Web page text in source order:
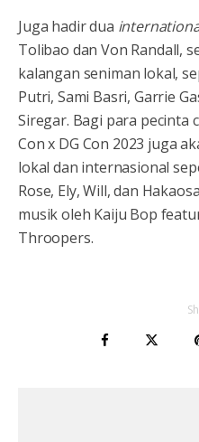
Juga hadir dua
Tolibao dan Von Randall,
kalangan seniman lokal,
Putri, Sami Basri, Garrie
Siregar. Bagi para pecinta
Con x DG Con 2023 juga
lokal dan internasional
Rose, Ely, Will, dan
musik oleh Kaiju Bop
Throopers.